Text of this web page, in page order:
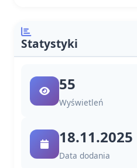
Statystyki
55
Wyświetleń
18.11.2025
Data dodania